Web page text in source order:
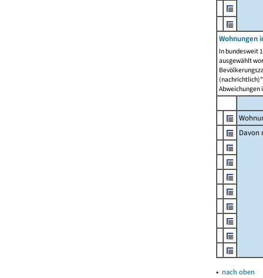
Wohnungen
In bundesweit
ausgewählt
Abweichungen
Davon
▴ nach oben